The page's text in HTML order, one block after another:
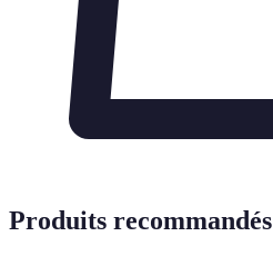
Produits recommandés